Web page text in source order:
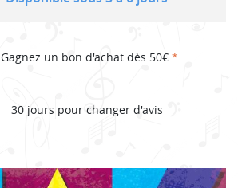
Gagnez un bon d'achat dès 50€ *
30 jours pour changer d'avis